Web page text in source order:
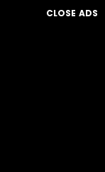
CLOSE ADS